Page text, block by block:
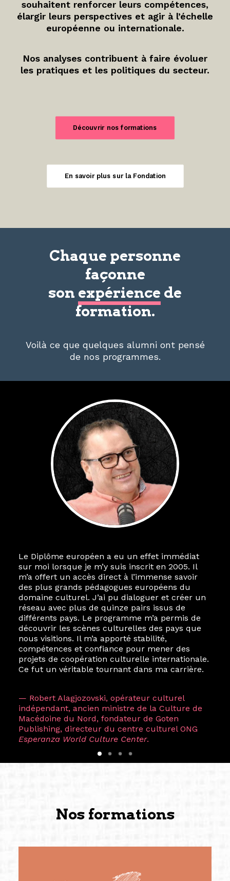
souhaitent renforcer leurs compétences,
élargir leurs perspectives et agir à l’échelle
européenne ou internationale.
Nos analyses contribuent à faire évoluer
les pratiques et les politiques du secteur.
Découvrir nos formations
En savoir plus sur la Fondation
Chaque personne
façonne
son expérience de
formation.
Voilà ce que quelques alumni ont pensé
de nos programmes.
Le Diplôme européen a eu un effet immédiat
sur moi lorsque je m’y suis inscrit en 2005. Il
m’a offert un accès direct à l’immense savoir
des plus grands pédagogues européens du
domaine culturel. J’ai pu dialoguer et créer un
réseau avec plus de quinze pairs issus de
différents pays. Le programme m’a permis de
découvrir les scènes culturelles des pays que
nous visitions. Il m’a apporté stabilité,
compétences et confiance pour mener des
projets de coopération culturelle internationale.
Ce fut un véritable tournant dans ma carrière.
— Robert Alagjozovski, opérateur culturel
indépendant, ancien ministre de la Culture de
Macédoine du Nord, fondateur de Goten
Publishing, directeur du centre culturel ONG
Esperanza World Culture Center.
Nos formations